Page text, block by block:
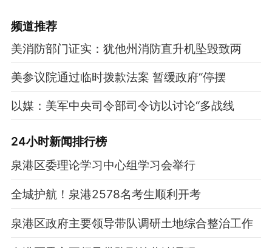
频道推荐
美消防部门证实：犹他州消防直升机坠毁致两
美参议院通过临时拨款法案 暂缓政府“停摆
以媒：美军中央司令部司令访以讨论“多战线
24小时新闻排行榜
泉港区委理论学习中心组学习会举行
全城护航！泉港2578名考生顺利开考
泉港区政府主要领导带队调研土地综合整治工作